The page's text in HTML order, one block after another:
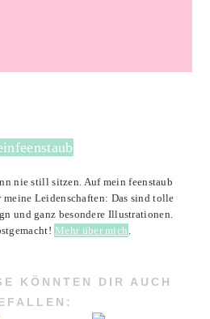
nie still sitzen. Auf mein feenstaub
Leidenschaften: Das sind tolle
und ganz besondere Illustrationen.
Mehr über mich .
KÖNNTEN DIR AUCH